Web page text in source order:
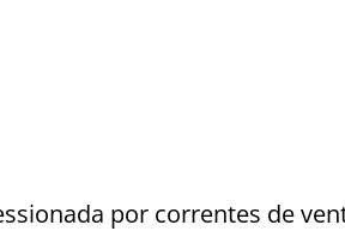
por correntes de